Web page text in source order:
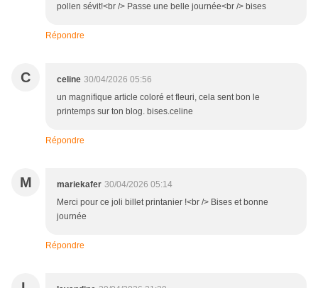
pollen sévit!<br /> Passe une belle journée<br /> bises
Répondre
C celine 30/04/2026 05:56
un magnifique article coloré et fleuri, cela sent bon le
printemps sur ton blog. bises.celine
Répondre
M mariekafer 30/04/2026 05:14
Merci pour ce joli billet printanier !<br /> Bises et bonne
journée
Répondre